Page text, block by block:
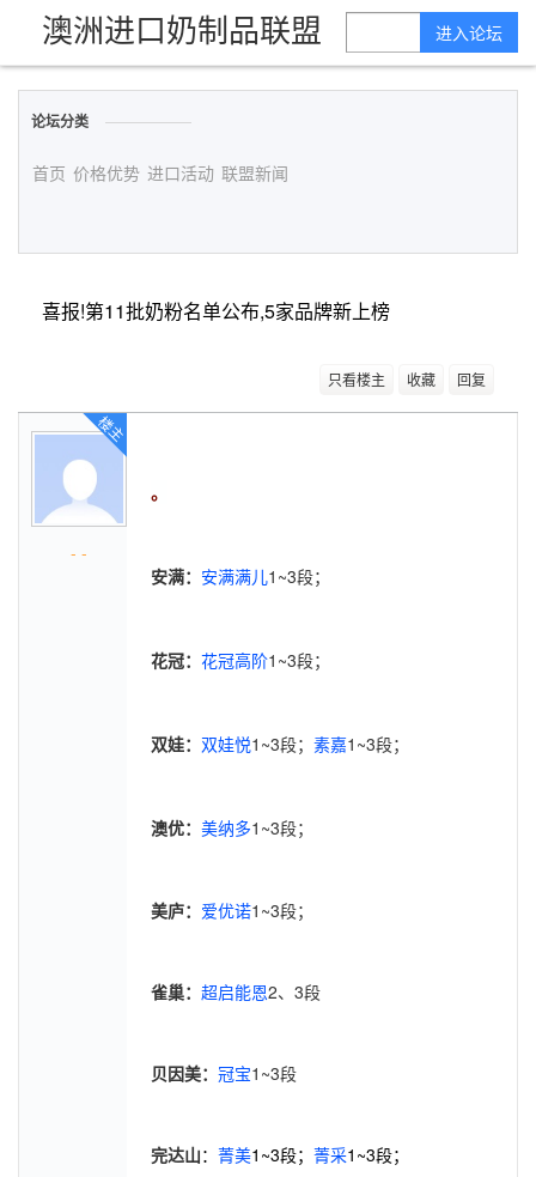
澳洲进口奶制品联盟 进入论坛
论坛分类
首页 价格优势 进口活动 联盟新闻
喜报!第11批奶粉名单公布,5家品牌新上榜
只看楼主 收藏 回复
- -
楼主
。
安满： 安满满儿1~3段；
花冠： 花冠高阶1~3段；
双娃： 双娃悦1~3段； 素嘉1~3段；
澳优： 美纳多1~3段；
美庐： 爱优诺1~3段；
雀巢： 超启能恩2、3段
贝因美： 冠宝1~3段
完达山： 菁美1~3段； 菁采1~3段；